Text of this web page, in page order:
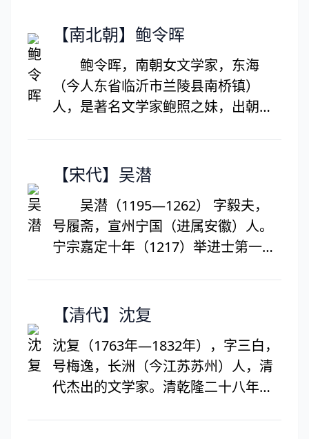
梁，九年灭陈，结束西晋末年以来三
强中央集权，改革官制、兵制，以考
试选拔人才，废除九品中正制，各项
措施于后代影响较大。仁寿四年
帝，葬于泰陵。
【南北朝】鲍令晖
鲍令晖，南朝女文学家，东海
（今人东省临沂市兰陵县南桥镇）
人，是著名文学家鲍照之妹，出朝贫
《香茗赋集》传世，今已散佚。另有
从远方来》、《古意赠今人》、《代
葛沙门妻郭小玉诗》等。
【宋代】吴潜
吴潜（1195—1262） 字毅夫，
号履斋，宣州宁国（进属安徽）人。
宁宗嘉定十年（1217）举进士第一，
丞相兼枢密使，封崇国公。次年罢
州，被任为左丞相，封庆国公，后改
许国公。被贾似道等人排挤，罢相，
谪建昌军，徙潮州、循州。与姜夔、
【清代】沈复
沈复（1763年—1832年），字三白，
号梅逸，长洲（今江苏苏州）人，清
代杰出的文学家。清乾隆二十八年